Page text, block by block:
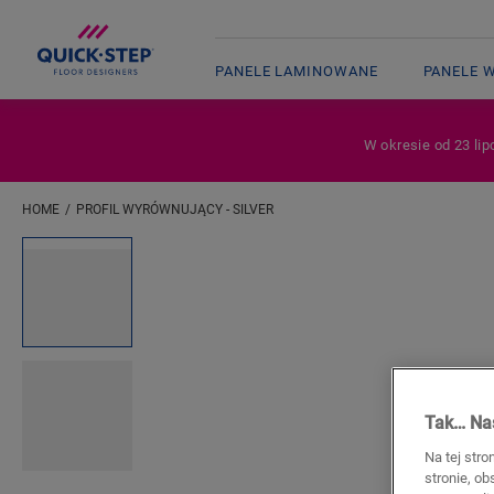
PANELE LAMINOWANE PANELE
W okresie od 23
HOME PROFIL WYRÓWNUJĄCY - SILVER
Tak…
Na tej
stronie,